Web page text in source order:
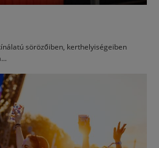
sörözőiben, kerthelyiségeiben